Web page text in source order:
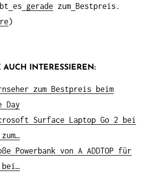
es gerade zum Bestpreis.
)
AUCH INTERESSIEREN:
zum Bestpreis beim
Day
Surface Laptop Go 2 bei
Powerbank von A ADDTOP für